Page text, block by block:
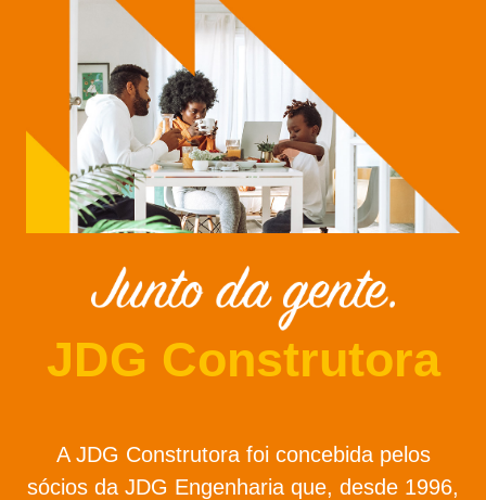
JDG Construtora
A JDG Construtora foi concebida pelos
sócios da JDG Engenharia que, desde 1996,